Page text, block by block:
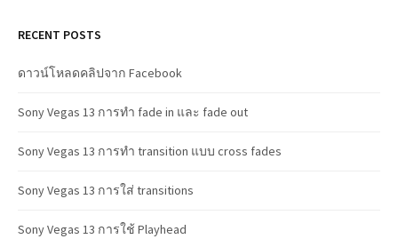
RECENT POSTS
ดาวน์โหลดคลิปจาก Facebook
Sony Vegas 13 การทำ fade in และ fade out
Sony Vegas 13 การทำ transition แบบ cross fades
Sony Vegas 13 การใส่ transitions
Sony Vegas 13 การใช้ Playhead